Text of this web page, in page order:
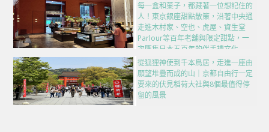
每一盒和菓子，都藏著一位想記住的
人！東京銀座甜點散策，沿著中央通
走進木村家、空也、虎屋、資生堂
Parlour等百年老舖與限定甜點，一
次匯集日本五百年的伴手禮文化
從狐狸神使到千本鳥居，走進一座由
願望堆疊而成的山｜京都自由行一定
要來的伏見稻荷大社與8個最值得停
留的風景